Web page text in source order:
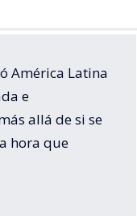
América Latina
e
allá de si se
hora que